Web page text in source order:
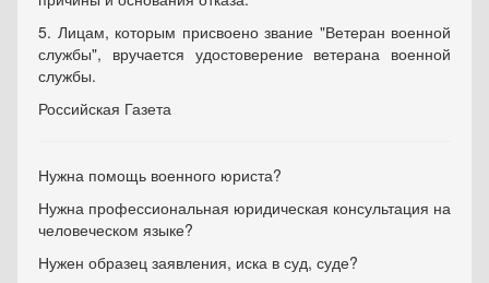
5. Лицам, которым присвоено звание "Ветеран военной
службы", вручается удостоверение ветерана военной
службы.
Российская Газета
Нужна помощь военного юриста?
Нужна профессиональная юридическая консультация на
человеческом языке?
Нужен образец заявления, иска в суд, суде?